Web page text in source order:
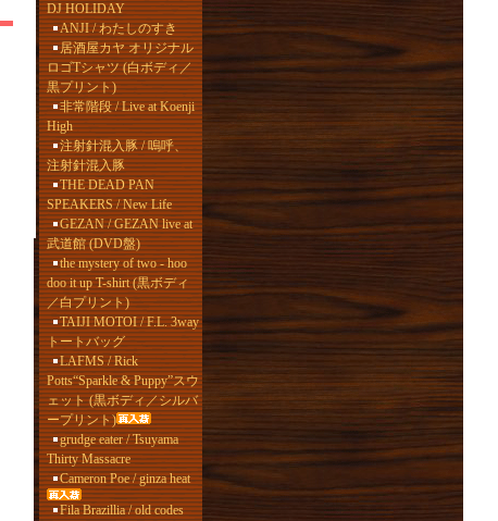
DJ HOLIDAY
ANJI / わたしのすき
居酒屋カヤ オリジナル
ロゴTシャツ (白ボディ／
黒プリント)
非常階段 / Live at Koenji
High
注射針混入豚 / 嗚呼、
注射針混入豚
THE DEAD PAN
SPEAKERS / New Life
GEZAN / GEZAN live at
武道館 (DVD盤)
the mystery of two - hoo
doo it up T-shirt (黒ボディ
／白プリント)
TAIJI MOTOI / F.L. 3way
トートバッグ
LAFMS / Rick
Potts“Sparkle & Puppy”スウ
ェット (黒ボディ／シルバ
ープリント)
grudge eater / Tsuyama
Thirty Massacre
Cameron Poe / ginza heat
Fila Brazillia / old codes